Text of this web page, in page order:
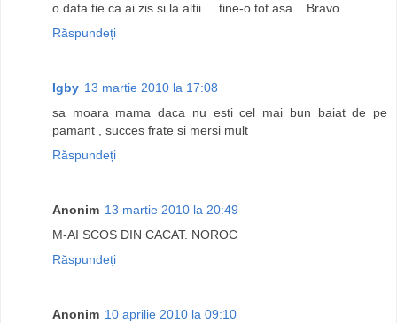
o data tie ca ai zis si la altii ....tine-o tot asa....Bravo
Răspundeți
Igby 13 martie 2010 la 17:08
sa moara mama daca nu esti cel mai bun baiat de pe
pamant , succes frate si mersi mult
Răspundeți
Anonim 13 martie 2010 la 20:49
M-AI SCOS DIN CACAT. NOROC
Răspundeți
Anonim 10 aprilie 2010 la 09:10